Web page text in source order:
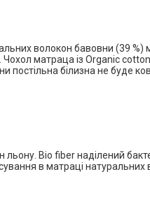
волокон бавовни (39
матраца із Organic
постільна білизна не буде
Bio fiber наділений
в матраці